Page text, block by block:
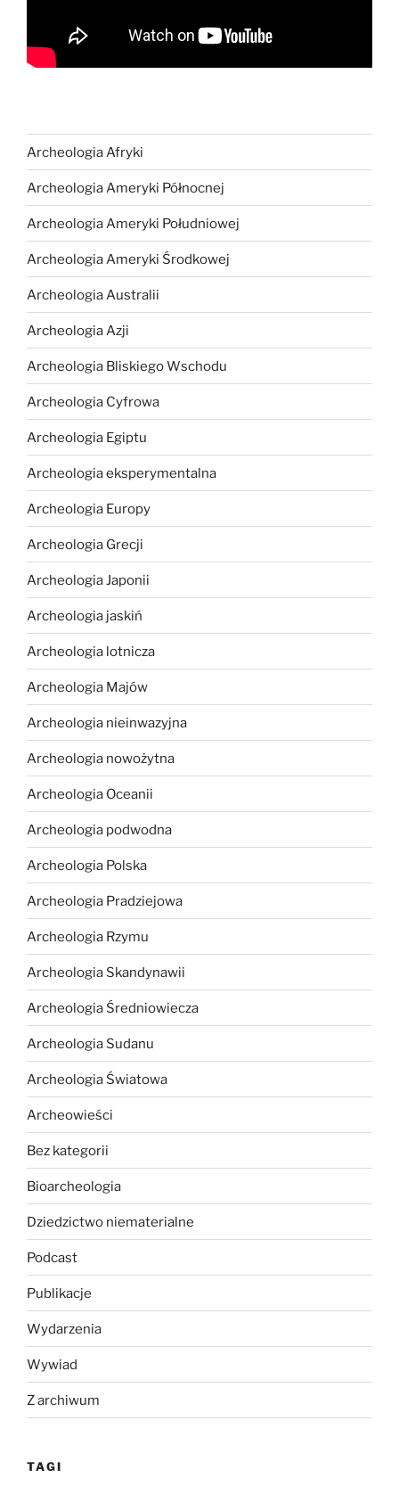
Archeologia Afryki
Archeologia Ameryki Północnej
Archeologia Ameryki Południowej
Archeologia Ameryki Środkowej
Archeologia Australii
Archeologia Azji
Archeologia Bliskiego Wschodu
Archeologia Cyfrowa
Archeologia Egiptu
Archeologia eksperymentalna
Archeologia Europy
Archeologia Grecji
Archeologia Japonii
Archeologia jaskiń
Archeologia lotnicza
Archeologia Majów
Archeologia nieinwazyjna
Archeologia nowożytna
Archeologia Oceanii
Archeologia podwodna
Archeologia Polska
Archeologia Pradziejowa
Archeologia Rzymu
Archeologia Skandynawii
Archeologia Średniowiecza
Archeologia Sudanu
Archeologia Światowa
Archeowieści
Bez kategorii
Bioarcheologia
Dziedzictwo niematerialne
Podcast
Publikacje
Wydarzenia
Wywiad
Z archiwum
TAGI